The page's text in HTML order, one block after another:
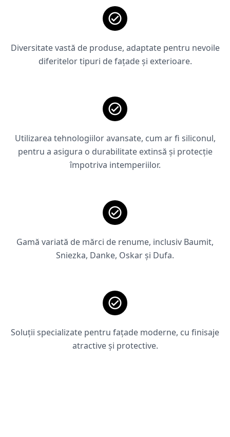
Diversitate vastă de produse, adaptate pentru nevoile
diferitelor tipuri de fațade și exterioare.
Utilizarea tehnologiilor avansate, cum ar fi siliconul,
pentru a asigura o durabilitate extinsă și protecție
împotriva intemperiilor.
Gamă variată de mărci de renume, inclusiv Baumit,
Sniezka, Danke, Oskar și Dufa.
Soluții specializate pentru fațade moderne, cu finisaje
atractive și protective.